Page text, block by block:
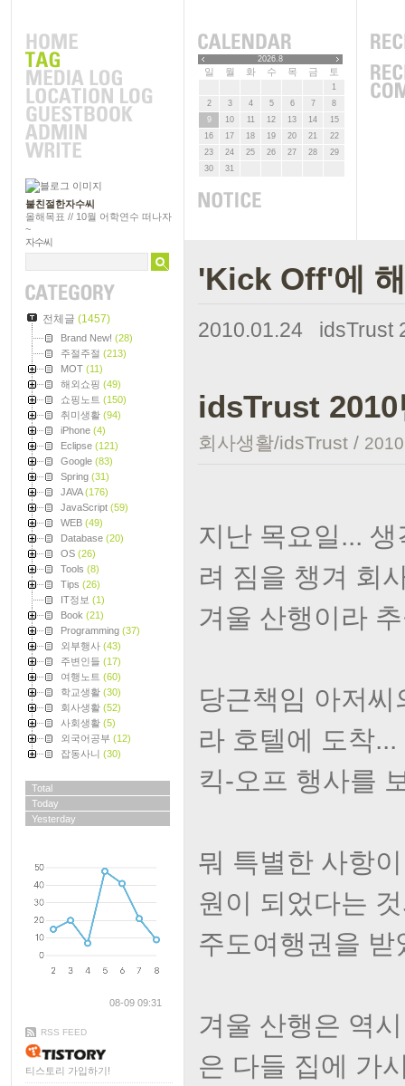
불친절한자수씨
올해목표 // 10월 어학연수 떠나자
~
자수씨
전체글 (1457)
Brand New! (28)
주절주절 (213)
MOT (11)
해외쇼핑 (49)
쇼핑노트 (150)
취미생활 (94)
iPhone (4)
Eclipse (121)
Google (83)
Spring (31)
JAVA(176)
JavaScript (59)
WEB (49)
Database (20)
OS (26)
Tools (8)
Tips (26)
IT정보 (1)
Book (21)
Programming (37)
외부행사 (43)
주변인들 (17)
여행노트 (60)
학교생활 (30)
회사생활 (52)
사회생활 (5)
외국어공부 (12)
잡동사니 (30)
Total
Today
Yesterday
08-09 09:31
RSS FEED
티스토리 가입하기!
2026.8
일 월 화 수 목 금 토
1
2
3 4 5 6 7
8
9
10 11 12 13 14
15
16
17 18 19 20 21
22
23
24 25 26 27 28
29
30
31
'Kick Off'에
2010.01.24 idsTrust
idsTrust
회사생활/idsTrust /
지난 목요일...
려 짐을 챙겨 회
겨울 산행이라
당근책임 아저
라 호텔에 도착...
킥-오프 행사를
뭐 특별한 사항
원이 되었다는
주도여행권을
겨울 산행은 역
은 다들 집에 가